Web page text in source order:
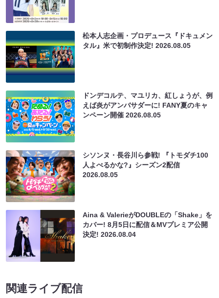
松本人志企画・プロデュース『ドキュメン
タル』米で初制作決定!2026.08.05
ドンデコルテ、マユリカ、紅しょうが、例
えば炎がアンバサダーに! FANY夏のキャ
ンペーン開催2026.08.05
シソンヌ・長谷川ら参戦! 『トモダチ100
人よべるかな?』シーズン2配信
2026.08.05
Aina & ValerieがDOUBLEの「Shake」を
カバー! 8月5日に配信＆MVプレミア公開
決定!2026.08.04
関連ライブ配信